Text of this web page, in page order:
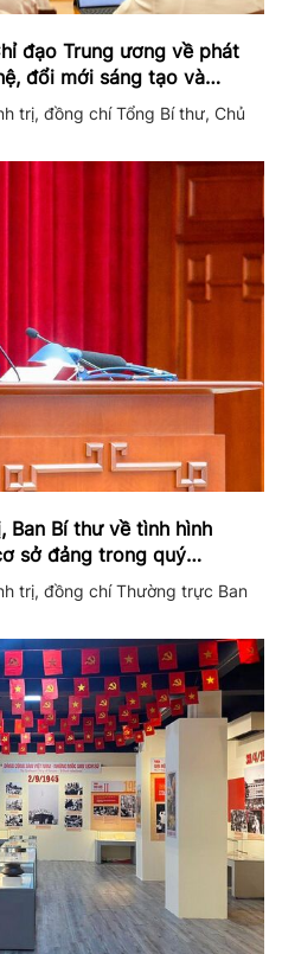
đạo Trung ương về phát
đổi mới sáng tạo và
trị, đồng chí Tổng Bí thư, Chủ
Ban Bí thư về tình hình
sở đảng trong quý
trị, đồng chí Thường trực Ban